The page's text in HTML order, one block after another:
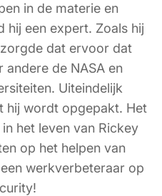
in de materie en
hij een expert. Zoals hij
dat ervoor dat
andere de NASA en
Uiteindelijk
hij wordt opgepakt. Het
het leven van Rickey
op het helpen van
werkverbeteraar op